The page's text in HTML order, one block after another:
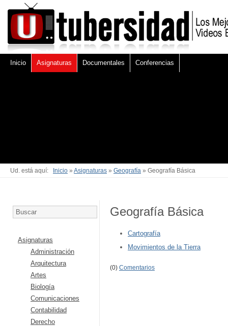
Inicio Asignaturas Documentales Conferencias
Ud. está aquí: Inicio » Asignaturas » Geografía » Geografía Básica
Asignaturas
Administración
Arquitectura
Artes
Biología
Comunicaciones
Contabilidad
Derecho
Geografía Básica
Cartografía
Movimientos de la Tierra
(0) Comentarios